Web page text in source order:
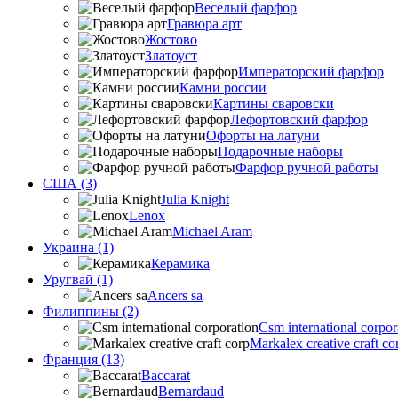
Веселый фарфор
Гравюра арт
Жостово
Златоуст
Императорский фарфор
Камни россии
Картины сваровски
Лефортовский фарфор
Офорты на латуни
Подарочные наборы
Фарфор ручной работы
США (3)
Julia Knight
Lenox
Michael Aram
Украина (1)
Керамика
Уругвай (1)
Ancers sa
Филиппины (2)
Csm international
Markalex creative craft
Франция (13)
Baccarat
Bernardaud